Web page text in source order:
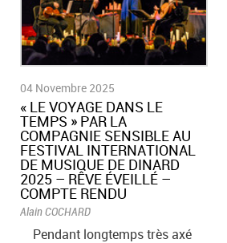
04 Novembre 2025
​« LE VOYAGE DANS LE
TEMPS » PAR LA
COMPAGNIE SENSIBLE AU
FESTIVAL INTERNATIONAL
DE MUSIQUE DE DINARD
2025 – RÊVE ÉVEILLÉ –
COMPTE RENDU
Alain COCHARD
Pendant longtemps très axé